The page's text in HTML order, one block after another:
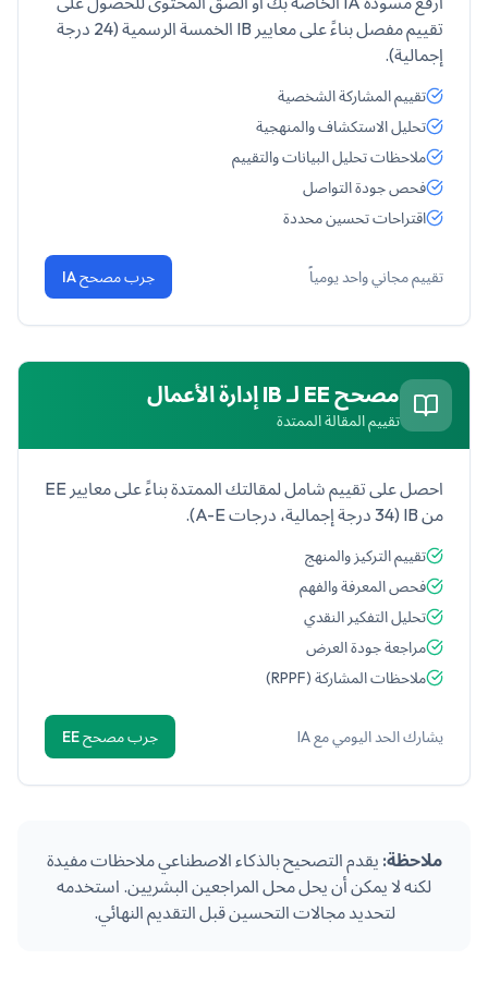
تقييم مفصل بناءً على معايير IB الخمسة الرسمية (24 درجة
إجمالية).
تقييم المشاركة الشخصية
تحليل الاستكشاف والمنهجية
ملاحظات تحليل البيانات والتقييم
فحص جودة التواصل
اقتراحات تحسين محددة
تقييم مجاني واحد يومياً جرب مصحح IA
مصحح EE لـ IB إدارة الأعمال
تقييم المقالة الممتدة
احصل على تقييم شامل لمقالتك الممتدة بناءً على معايير EE
من IB (34 درجة إجمالية، درجات A-E).
تقييم التركيز والمنهج
فحص المعرفة والفهم
تحليل التفكير النقدي
مراجعة جودة العرض
ملاحظات المشاركة (RPPF)
يشارك الحد اليومي مع IA جرب مصحح EE
ملاحظة: يقدم التصحيح بالذكاء الاصطناعي ملاحظات مفيدة
لكنه لا يمكن أن يحل محل المراجعين البشريين. استخدمه
لتحديد مجالات التحسين قبل التقديم النهائي.